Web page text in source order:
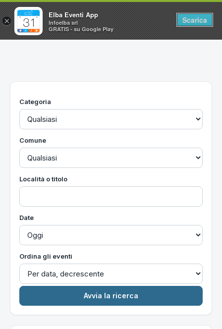
Home
Utilità
Categoria
Comune
Località o titolo
Date
Ordina gli eventi
×
Elba Eventi App
Infoelba srl
GRATIS - su Google Play
Scarica